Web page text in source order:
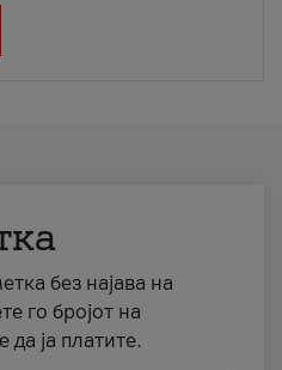
без најава на
го бројот на
да ја платите.